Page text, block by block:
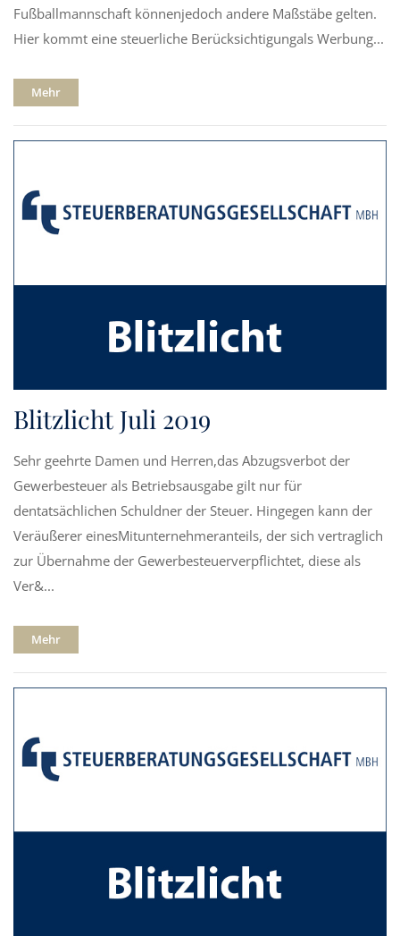
Fußballmannschaft könnenjedoch andere Maßstäbe gelten.
Hier kommt eine steuerliche Berücksichtigungals Werbung...
Mehr
Blitzlicht Juli 2019
Sehr geehrte Damen und Herren,das Abzugsverbot der
Gewerbesteuer als Betriebsausgabe gilt nur für
dentatsächlichen Schuldner der Steuer. Hingegen kann der
Veräußerer einesMitunternehmeranteils, der sich vertraglich
zur Übernahme der Gewerbesteuerverpflichtet, diese als
Ver&...
Mehr